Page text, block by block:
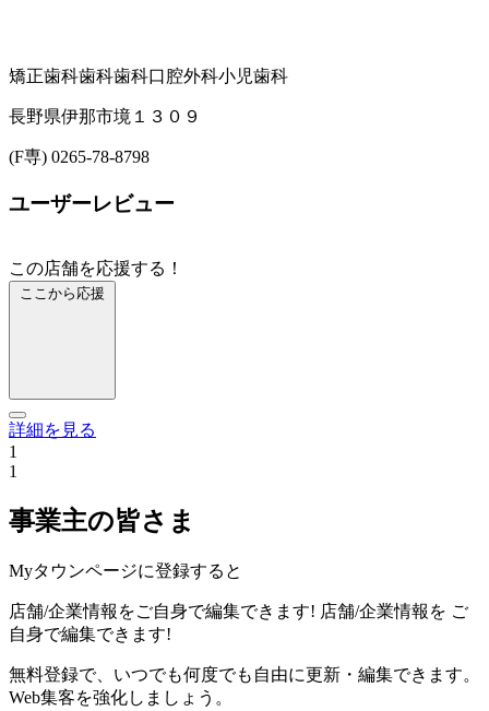
矯正歯科歯科歯科口腔外科小児歯科
長野県伊那市境１３０９
(F専) 0265-78-8798
ユーザーレビュー
この店舗を応援する！
ここから応援
詳細を見る
1
1
事業主の皆さま
Myタウンページに登録すると
店舗/企業情報をご自身で編集できます! 店舗/企業情報を ご
自身で編集できます!
無料登録で、いつでも何度でも自由に更新・編集できます。
Web集客を強化しましょう。